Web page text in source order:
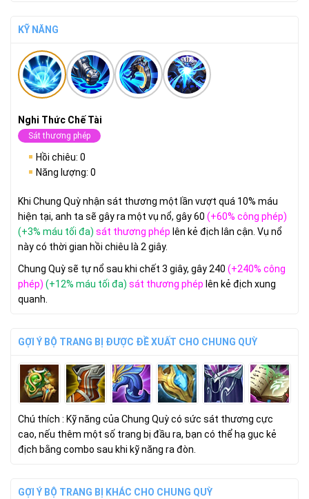
KỸ NĂNG
Nghi Thức Chế Tài
Sát thương phép
Hồi chiêu: 0
Năng lượng: 0
Khi Chung Quỳ nhận sát thương một lần vượt quá 10% máu
hiện tại, anh ta sẽ gây ra một vụ nổ, gây 60 (+60% công phép)
(+3% máu tối đa) sát thương phép lên kẻ địch lân cận. Vụ nổ
này có thời gian hồi chiêu là 2 giây.
Chung Quỳ sẽ tự nổ sau khi chết 3 giây, gây 240 (+240% công
phép) (+12% máu tối đa) sát thương phép lên kẻ địch xung
quanh.
GỢI Ý BỘ TRANG BỊ ĐƯỢC ĐỀ XUẤT CHO CHUNG QUỲ
Chú thích : Kỹ năng của Chung Quỳ có sức sát thương cực
cao, nếu thêm một số trang bị đầu ra, bạn có thể hạ gục kẻ
địch bằng combo sau khi kỹ năng ra đòn.
GỢI Ý BỘ TRANG BỊ KHÁC CHO CHUNG QUỲ